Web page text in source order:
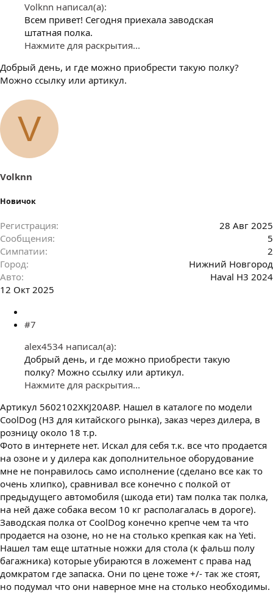
Volknn написал(а):
Всем привет! Сегодня приехала заводская
штатная полка.
Нажмите для раскрытия...
Добрый день, и где можно приобрести такую полку?
Можно ссылку или артикул.
V
Volknn
Новичок
Регистрация
28 Авг 2025
Сообщения
5
Симпатии
2
Город
Нижний Новгород
Авто
Haval H3 2024
12 Окт 2025
#7
alex4534 написал(а):
Добрый день, и где можно приобрести такую
полку? Можно ссылку или артикул.
Нажмите для раскрытия...
Артикул 5602102XKJ20A8P. Нашел в каталоге по модели
CoolDog (H3 для китайского рынка), заказ через дилера, в
розницу около 18 т.р.
Фото в интернете нет. Искал для себя т.к. все что продается
на озоне и у дилера как дополнительное оборудование
мне не понравилось само исполнение (сделано все как то
очень хлипко), сравнивал все конечно с полкой от
предыдущего автомобиля (шкода ети) там полка так полка,
на ней даже собака весом 10 кг располагалась в дороге).
Заводская полка от CoolDog конечно крепче чем та что
продается на озоне, но не на столько крепкая как на Yeti.
Нашел там еще штатные ножки для стола (к фальш полу
багажника) которые убираются в ложемент с права над
домкратом где запаска. Они по цене тоже +/- так же стоят,
но подумал что они наверное мне на столько необходимы.